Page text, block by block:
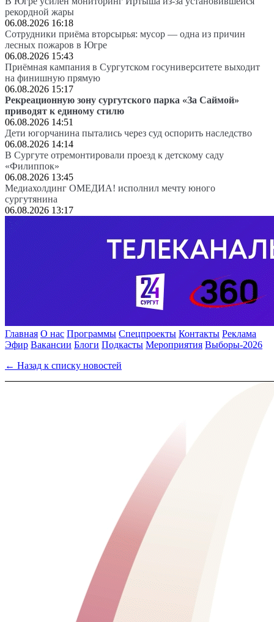
рекордной жары
06.08.2026 16:18
Сотрудники приёма вторсырья: мусор — одна из причин
лесных пожаров в Югре
06.08.2026 15:43
Приёмная кампания в Сургутском госуниверситете выходит
на финишную прямую
06.08.2026 15:17
Рекреационную зону сургутского парка «За Саймой»
приводят к единому стилю
06.08.2026 14:51
Дети югорчанина пытались через суд оспорить наследство
06.08.2026 14:14
В Сургуте отремонтировали проезд к детскому саду
«Филиппок»
06.08.2026 13:45
Медиахолдинг ОМЕДИА! исполнил мечту юного
сургутянина
06.08.2026 13:17
Главная О нас Программы Спецпроекты Контакты Реклама
Эфир Вакансии Блоги Подкасты Мероприятия Выборы-2026
← Назад к списку новостей